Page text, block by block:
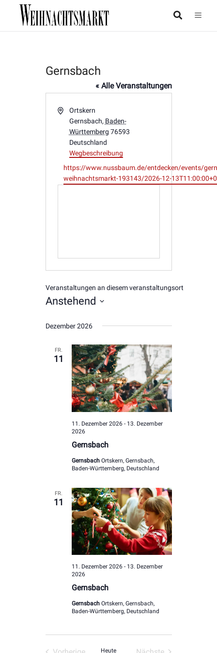
Gernsbach
« Alle Veranstaltungen
AdresseOrtskern
Gernsbach, Baden-
Württemberg 76593
Deutschland
Wegbeschreibung
Webseite
https://www.nussbaum.de/entdecken/events/
weihnachtsmarkt-193143/2026-12-
Veranstaltungen an diesem veranstaltungsort
Anstehend
wählen.
Dezember 2026
FR.
11
Gernsbach
11. Dezember 2026- 13. Dezember
2026
Gernsbach Ortskern, Gernsbach,
Baden-Württemberg, Deutschland
FR.
11
Gernsbach
11. Dezember 2026- 13. Dezember
2026
Gernsbach Ortskern, Gernsbach,
Baden-Württemberg, Deutschland
Heute